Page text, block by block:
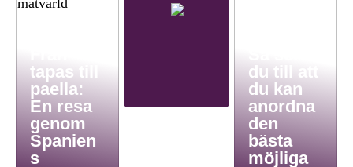
tapas till
paella:
En resa
genom
Spanien
s
du till att
du kan
anordna
den
bästa
möjliga